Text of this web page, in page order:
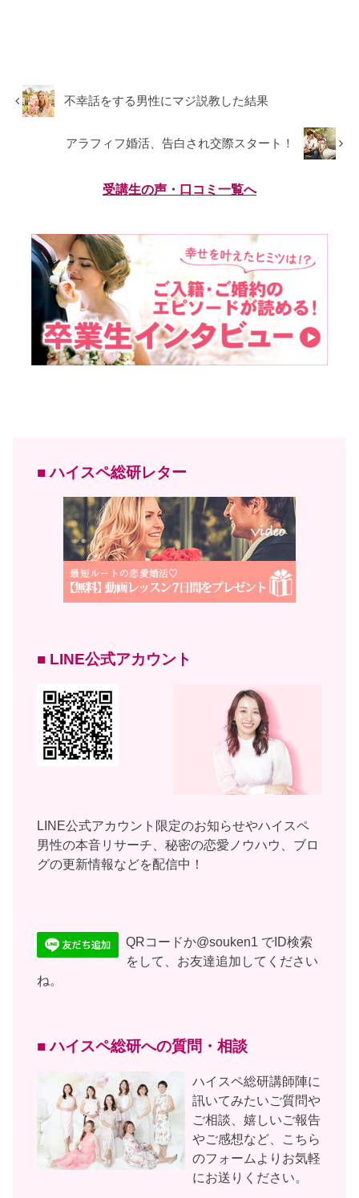
不幸話をする男性にマジ説教した結果
アラフィフ婚活、告白され交際スタート！
受講生の声・口コミ一覧へ
■ ハイスペ総研レター
■ LINE公式アカウント
LINE公式アカウント限定のお知らせやハイスペ
男性の本音リサーチ、秘密の恋愛ノウハウ、ブロ
グの更新情報などを配信中！
QRコードか@souken1 でID検索
をして、お友達追加してください
ね。
■ ハイスペ総研への質問・相談
ハイスペ総研講師陣に
訊いてみたいご質問や
ご相談、嬉しいご報告
やご感想など、こちら
のフォームよりお気軽
にお送りください。